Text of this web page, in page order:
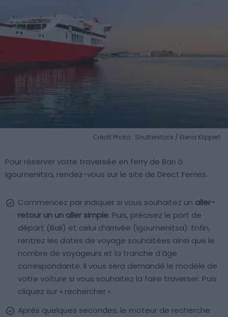
Crédit Photo : Shutterstock / Elena Klippert
Pour réserver votre traversée en ferry de Bari à
Igoumenitsa, rendez-vous sur le site de Direct Ferries.
Commencez par indiquer si vous souhaitez un aller-
retour un un aller simple. Puis, précisez le port de
départ (Bali) et celui d’arrivée (Igoumenitsa). Enfin,
rentrez les dates de voyage souhaitées ainsi que le
nombre de voyageurs et la tranche d’âge
correspondante. Il vous sera demandé le modèle de
votre voiture si vous souhaitez la faire traverser. Puis
cliquez sur « rechercher ».
Après quelques secondes, le moteur de recherche